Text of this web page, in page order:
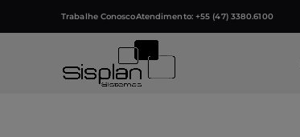
Trabalhe ConoscoAtendimento: +55 (47) 3380.6100